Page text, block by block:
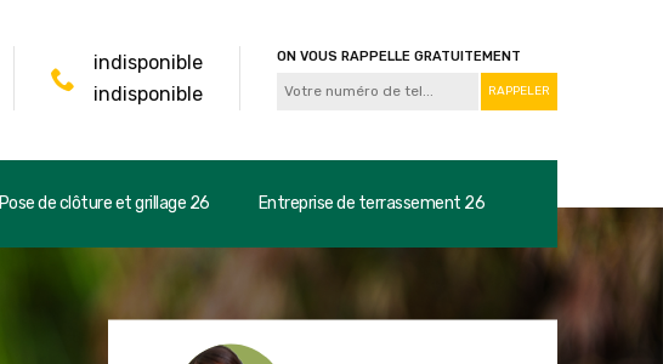
indisponible
indisponible
ON VOUS RAPPELLE GRATUITEMENT
Pose de clôture et grillage 26 Entreprise de terrassement 26